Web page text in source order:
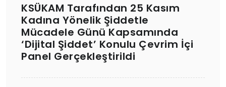
KSÜKAM Tarafından 25 Kasım
Kadına Yönelik Şiddetle
Mücadele Günü Kapsamında
‘Dijital Şiddet’ Konulu Çevrim İçi
Panel Gerçekleştirildi